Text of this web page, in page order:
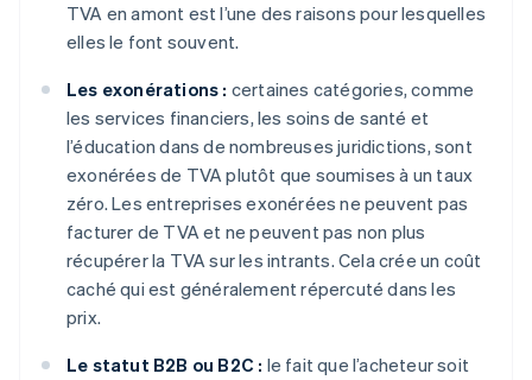
TVA en amont est l’une des raisons pour lesquelles
elles le font souvent.
Les exonérations : certaines catégories, comme
les services financiers, les soins de santé et
l’éducation dans de nombreuses juridictions, sont
exonérées de TVA plutôt que soumises à un taux
zéro. Les entreprises exonérées ne peuvent pas
facturer de TVA et ne peuvent pas non plus
récupérer la TVA sur les intrants. Cela crée un coût
caché qui est généralement répercuté dans les
prix.
Le statut B2B ou B2C : le fait que l’acheteur soit